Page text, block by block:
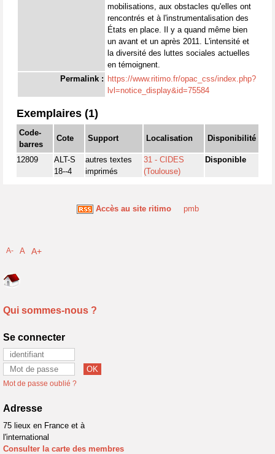
mobilisations, aux obstacles qu'elles ont
rencontrés et à l'instrumentalisation des
États en place. Il y a quand même bien
un avant et un après 2011. L'intensité et
la diversité des luttes sociales actuelles
en témoignent.
Permalink : https://www.ritimo.fr/opac_css/index.php?
lvl=notice_display&id=75584
Exemplaires (1)
Code-
barres
Cote Support Localisation Disponibilité
12809
ALT-S
18--4
autres textes
imprimés
31 - CIDES
(Toulouse)
Disponible
Accès au site ritimo pmb
A- A A+
Qui sommes-nous ?
Se connecter
Mot de passe oublié ?
Adresse
75 lieux en France et à
l'international
Consulter la carte des membres